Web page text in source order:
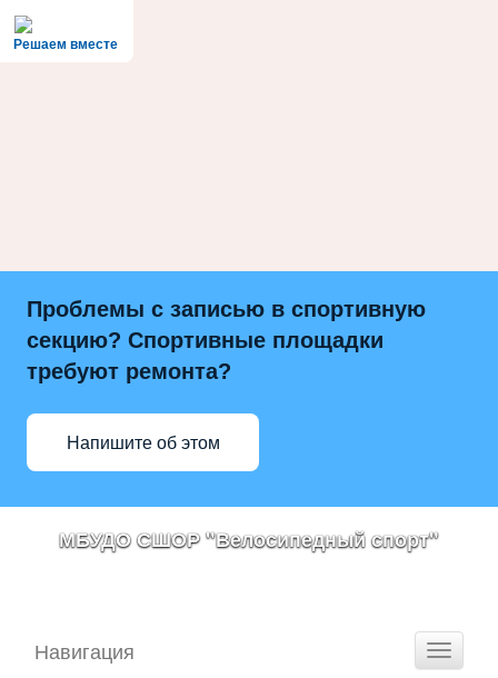
Решаем вместе
Проблемы с записью в спортивную
секцию? Спортивные площадки
требуют ремонта?
Напишите об этом
МБУДО СШОР "Велосипедный спорт"
Toggle
Навигация